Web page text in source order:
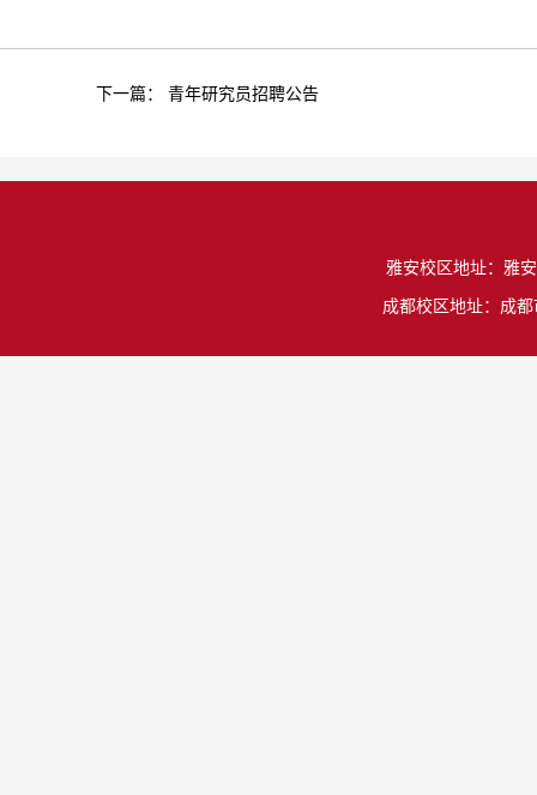
下一篇： 青年研究员招聘公告
雅安校区地址：雅
成都校区地址：成都